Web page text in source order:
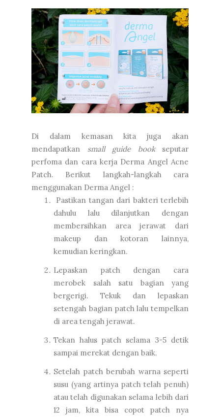
Di dalam kemasan kita juga akan
mendapatkan small guide bookseputar
perfoma dan cara kerja Derma Angel Acne
Patch. Berikut langkah-langkah cara
menggunakan Derma Angel :
Pastikan tangan dari bakteri terlebih
dahulu lalu dilanjutkan dengan
membersihkan area jerawat dari
makeup dan kotoran lainnya,
kemudian keringkan.
Lepaskan patch dengan cara
merobek salah satu bagian yang
bergerigi. Tekuk dan lepaskan
setengah bagian patch lalu tempelkan
di area tengah jerawat.
Tekan halus patch selama 3-5 detik
sampai merekat dengan baik.
Setelah patch berubah warna seperti
susu (yang artinya patch telah penuh)
atau telah digunakan selama lebih dari
12 jam, kita bisa copot patch nya